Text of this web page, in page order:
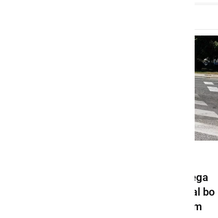
Pričela se bo gradnja novega
krožišča v Ljutomeru, veljal bo
spremenjen prometni režim